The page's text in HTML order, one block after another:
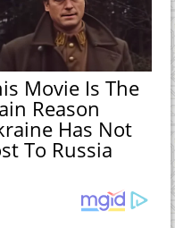
Movie Is The
Reason
Has Not
To Russia